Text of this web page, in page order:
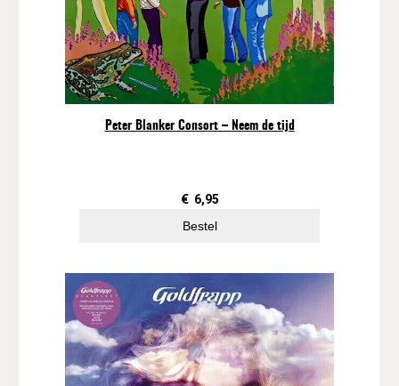
Peter Blanker Consort – Neem de tijd
€ 6,95
Bestel